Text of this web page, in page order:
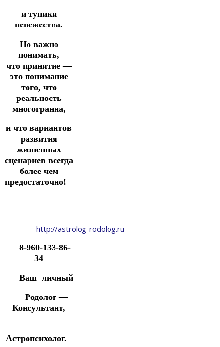
и тупики
невежества.
Но важно
понимать,
что принятие —
это понимание
того, что
реальность
многогранна,
и что вариантов
развития
жизненных
сценариев всегда
более чем
предостаточно!
http://astrolog-rodolog.ru
8-960-133-86-
34
Ваш личный
Родолог —
Консультант,
Астропсихолог.